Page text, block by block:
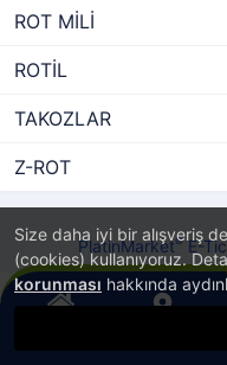
Size daha iyi bir alışveriş
(cookies) kullanıyoruz.
korunması hakkında
ROT MİLİ
ROTİL
TAKOZLAR
Z-ROT
PlatinMarket®E-